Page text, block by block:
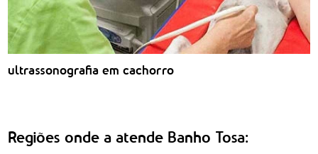
ultrassonografia em cachorro
Regiões onde a atende Banho Tosa: